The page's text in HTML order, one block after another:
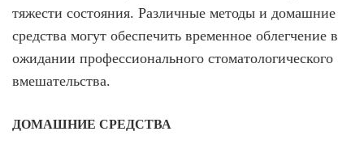
тяжести состояния. Различные методы и домашние
средства могут обеспечить временное облегчение в
ожидании профессионального стоматологического
вмешательства.
ДОМАШНИЕ СРЕДСТВА